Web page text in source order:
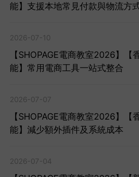
能】支援本地常見付款與物流方
2026-07-10
【SHOPAGE電商教室2026】【
能】常用電商工具一站式整合
2026-07-07
【SHOPAGE電商教室2026】【
能】減少額外插件及系統成本
2026-07-04